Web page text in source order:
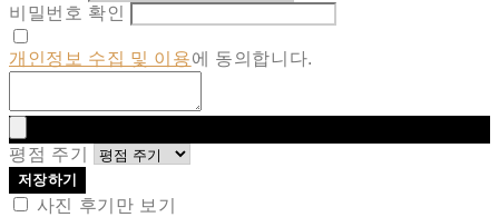
비밀번호 확인
개인정보 수집 및 이용에 동의합니다.
평점 주기
저장하기
사진 후기만 보기